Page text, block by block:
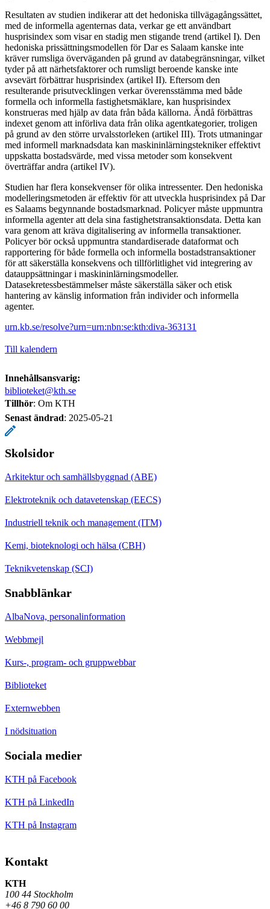
Resultaten av studien indikerar att det hedoniska tillvägagångssättet,
med de informella agenternas data, verkar ge ett användbart
husprisindex som visar en stadig men stigande trend (artikel I). Den
hedoniska prissättningsmodellen för Dar es Salaam kanske inte
kräver rumsliga överväganden på grund av databegränsningar, vilket
tyder på att närhetsfaktorer och rumsligt beroende kanske inte
avsevärt förbättrar husprisindex (artikel II). Eftersom den
resulterande prisutvecklingen verkar överensstämma med både
formella och informella fastighetsmäklare, kan husprisindex
konstrueras med hjälp av data från båda källorna. Ändå förbättras
indexet genom att införliva data från olika agentkategorier, troligen
på grund av den större urvalsstorleken (artikel III). Trots utmaningar
med informell marknadsdata kan maskininlärningstekniker effektivt
uppskatta bostadsvärde, med vissa metoder som konsekvent
överträffar andra (artikel IV).
Studien har flera konsekvenser för olika intressenter. Den hedoniska
modelleringsmetoden är effektiv för att utveckla husprisindex på Dar
es Salaams begynnande bostadsmarknad. Policyer måste uppmuntra
informella agenter att dela sina fastighetstransaktionsdata. Detta kan
vara genom att kräva digitalisering av informella transaktioner.
Policyer bör också uppmuntra standardiserade dataformat och
rapportering för både formella och informella bostadstransaktioner
för att säkerställa konsekvens och tillförlitlighet vid integrering av
datauppsättningar i maskininlärningsmodeller.
Datasekretessbestämmelser måste säkerställa säker och etisk
hantering av känslig information från individer och informella
agenter.
urn.kb.se/resolve?urn=urn:nbn:se:kth:diva-363131
Till kalendern
Innehållsansvarig:
biblioteket@kth.se
Tillhör: Om KTH
Senast ändrad: 2025-05-21
Skolsidor
Arkitektur och samhällsbyggnad (ABE)
Elektroteknik och datavetenskap (EECS)
Industriell teknik och management (ITM)
Kemi, bioteknologi och hälsa (CBH)
Teknikvetenskap (SCI)
Snabblänkar
AlbaNova, personalinformation
Webbmejl
Kurs-, program- och gruppwebbar
Biblioteket
Externwebben
I nödsituation
Sociala medier
KTH på Facebook
KTH på LinkedIn
KTH på Instagram
Kontakt
KTH
100 44 Stockholm
+46 8 790 60 00